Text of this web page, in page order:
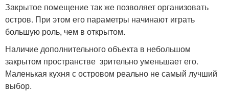
Закрытое помещение так же позволяет организовать
остров. При этом его параметры начинают играть
большую роль, чем в открытом.
Наличие дополнительного объекта в небольшом
закрытом пространстве зрительно уменьшает его.
Маленькая кухня с островом реально не самый лучший
выбор.